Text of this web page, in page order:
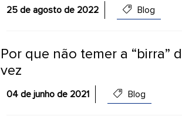
25 de agosto de 2022 Blog
Por que não temer a “birra”
vez
04 de junho de 2021 Blog